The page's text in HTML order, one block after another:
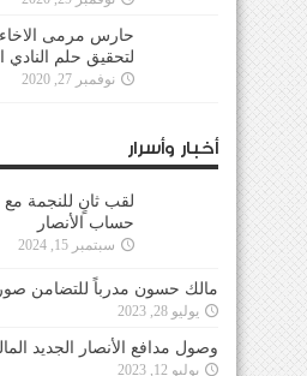
حارس مرمى
لتحقيق حلم النادي
نوفمبر 27, 2020
أخبار وأسرار
لقب ثانٍ للنجمة
حساب الأنصار
سبتمبر 15, 2024
مالك حسون مدرباً للتضامن صور
يوليو 28, 2023
وصول مدافع الأنصار الجديد
يوليو 12, 2023